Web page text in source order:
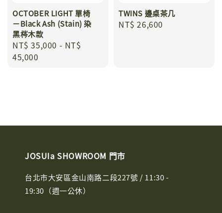
OCTOBER LIGHT 單椅
－Black Ash (Stain) 染
黑梣木款
Regular
price
NT$ 35,000 - NT$
45,000
TWINS 邊桌茶几
Regular
NT$ 26,600
JOSUIa SHOWROOM 門市
台北市大安區金山南路二段227號 / 11:30 -
19:30（週一公休）